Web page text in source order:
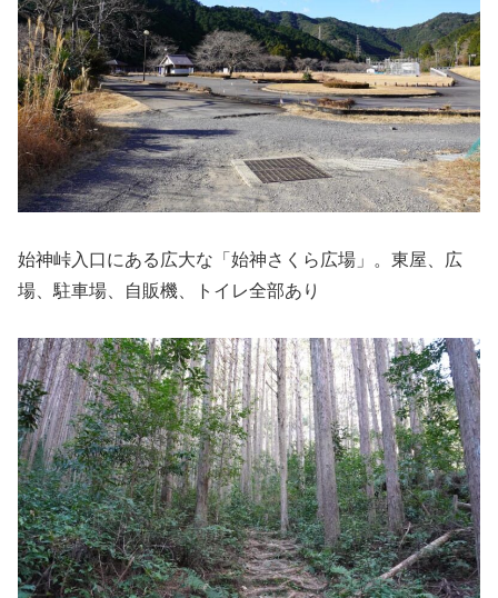
始神峠入口にある広大な「始神さくら広場」。東屋、広
場、駐車場、自販機、トイレ全部あり